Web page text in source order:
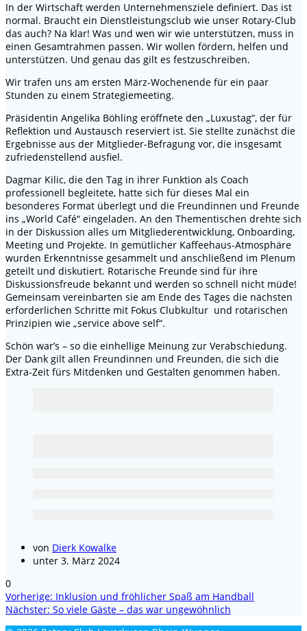
In der Wirtschaft werden Unternehmensziele definiert. Das ist
normal. Braucht ein Dienstleistungsclub wie unser Rotary-Club
das auch? Na klar! Was und wen wir wie unterstützen, muss in
einen Gesamtrahmen passen. Wir wollen fördern, helfen und
unterstützen. Und genau das gilt es festzuschreiben.
Wir trafen uns am ersten März-Wochenende für ein paar
Stunden zu einem Strategiemeeting.
Präsidentin Angelika Böhling eröffnete den „Luxustag“, der für
Reflektion und Austausch reserviert ist. Sie stellte zunächst die
Ergebnisse aus der Mitglieder-Befragung vor, die insgesamt
zufriedenstellend ausfiel.
Dagmar Kilic, die den Tag in ihrer Funktion als Coach
professionell begleitete, hatte sich für dieses Mal ein
besonderes Format überlegt und die Freundinnen und Freunde
ins „World Café“ eingeladen. An den Thementischen drehte sich
in der Diskussion alles um Mitgliederentwicklung, Onboarding,
Meeting und Projekte. In gemütlicher Kaffeehaus-Atmosphäre
wurden Erkenntnisse gesammelt und anschließend im Plenum
geteilt und diskutiert. Rotarische Freunde sind für ihre
Diskussionsfreude bekannt und werden so schnell nicht müde!
Gemeinsam vereinbarten sie am Ende des Tages die nächsten
erforderlichen Schritte mit Fokus Clubkultur und rotarischen
Prinzipien wie „service above self“.
Schön war’s – so die einhellige Meinung zur Verabschiedung.
Der Dank gilt allen Freundinnen und Freunden, die sich die
Extra-Zeit fürs Mitdenken und Gestalten genommen haben.
von Dierk Kowalke
unter 3. März 2024
0
Beitragsnavigation
Vorherige: Vorheriger
Beitrag:
Inklusion und fröhlicher Spaß am Handball
Nächster: Nächster
So viele Gäste – das war ungewöhnlich